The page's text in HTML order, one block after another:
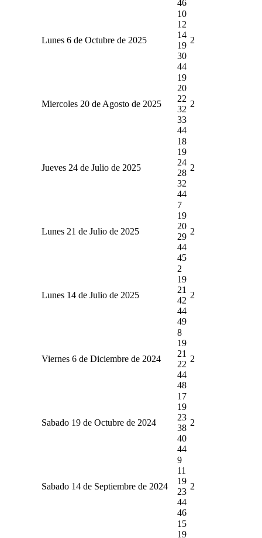
46
Lunes 6 de Octubre de 2025
10
12
14
19
30
44
2
Miercoles 20 de Agosto de 2025
19
20
22
32
33
44
2
Jueves 24 de Julio de 2025
18
19
24
28
32
44
2
Lunes 21 de Julio de 2025
7
19
20
29
44
45
2
Lunes 14 de Julio de 2025
2
19
21
42
44
49
2
Viernes 6 de Diciembre de 2024
8
19
21
22
44
48
2
Sabado 19 de Octubre de 2024
17
19
23
38
40
44
2
Sabado 14 de Septiembre de 2024
9
11
19
23
44
46
2
15
19